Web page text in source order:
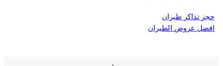
حجز تذاكر طيران
افضل عروض الطيران